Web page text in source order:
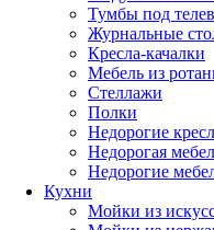
Тумбы под
Журнальные
Кресла-качалки
Мебель из
Стеллажи
Полки
Недорогие
Недорогая
Недорогие
Кухни
Мойки из